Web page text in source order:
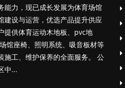
能力，现已成长发展为体育场馆
建设与运营，优选产品提升供应
提供体育运动木地板、pvc地
馆座椅、照明系统、吸音板材等
施工、维护保养的全面服务。 公
中...